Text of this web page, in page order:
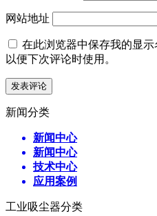
网站地址
在此浏览器中保存我的显示
以便下次评论时使用。
新闻分类
新闻中心
新闻中心
技术中心
应用案例
工业吸尘器分类